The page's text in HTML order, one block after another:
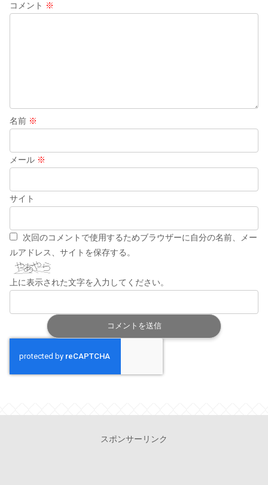
コメント ※
名前 ※
メール ※
サイト
次回のコメントで使用するためブラウザーに自分の名前、メー
ルアドレス、サイトを保存する。
上に表示された文字を入力してください。
スポンサーリンク